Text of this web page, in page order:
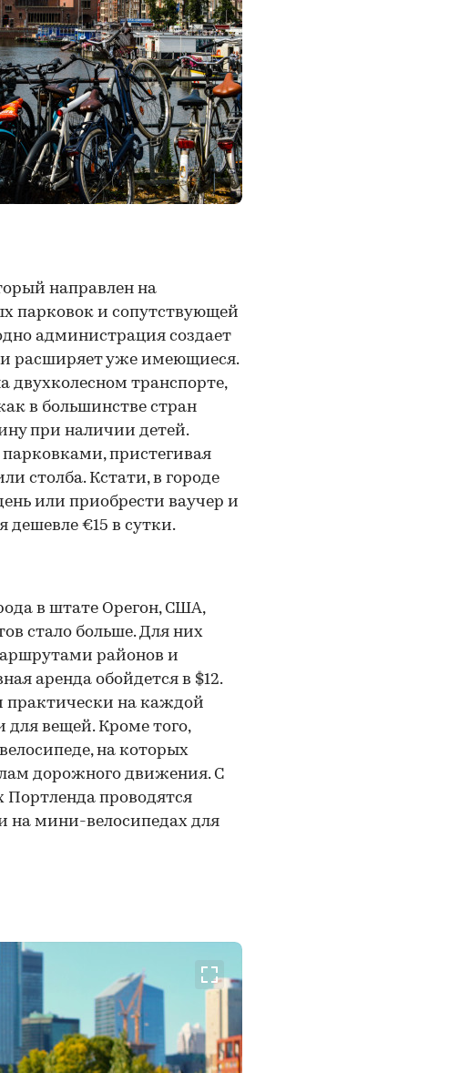
направлен на
парковок и сопутствующей
администрация создает
расширяет уже имеющиеся.
транспорте,
в большинстве стран
при наличии детей.
пристегивая
столба. Кстати, в городе
или приобрести ваучер и
дешевле €15 в сутки.
в штате Орегон, США,
стало больше. Для них
районов и
аренда обойдется в $12.
практически на каждой
вещей. Кроме того,
на которых
дорожного движения. С
Портленда проводятся
на мини-велосипедах для